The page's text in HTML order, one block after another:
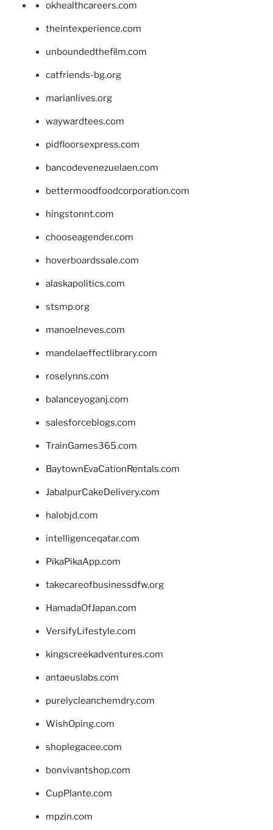
okhealthcareers.com
theintexperience.com
unboundedthefilm.com
catfriends-bg.org
marianlives.org
waywardtees.com
pidfloorsexpress.com
bancodevenezuelaen.com
bettermoodfoodcorporation.com
hingstonnt.com
chooseagender.com
hoverboardssale.com
alaskapolitics.com
stsmp.org
manoelneves.com
mandelaeffectlibrary.com
roselynns.com
balanceyoganj.com
salesforceblogs.com
TrainGames365.com
BaytownEvaCationRentals.com
JabalpurCakeDelivery.com
halobjd.com
intelligenceqatar.com
PikaPikaApp.com
takecareofbusinessdfw.org
HamadaOfJapan.com
VersifyLifestyle.com
kingscreekadventures.com
antaeuslabs.com
purelycleanchemdry.com
WishOping.com
shoplegacee.com
bonvivantshop.com
CupPlante.com
mpzin.com